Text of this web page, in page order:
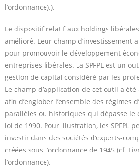
l’ordonnance).).
Le dispositif relatif aux holdings
amélioré. Leur champ d’investissement
pour promouvoir le développement
entreprises libérales. La SPFPL est un
gestion de capital considéré par les
Le champ d’application de cet outil a été
afin d’englober l’ensemble des régimes
parallèles ou historiques qui dépasse le
loi de 1990. Pour illustration, les SPFPL
investir dans des sociétés d’experts-
créées sous l’ordonnance de 1945 (cf.
l’ordonnance).